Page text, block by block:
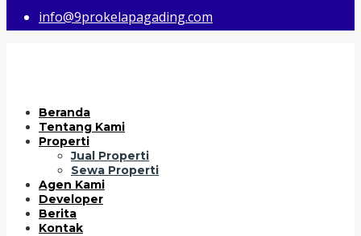
info@9prokelapagading.com
Beranda
Tentang Kami
Properti
Jual Properti
Sewa Properti
Agen Kami
Developer
Berita
Kontak